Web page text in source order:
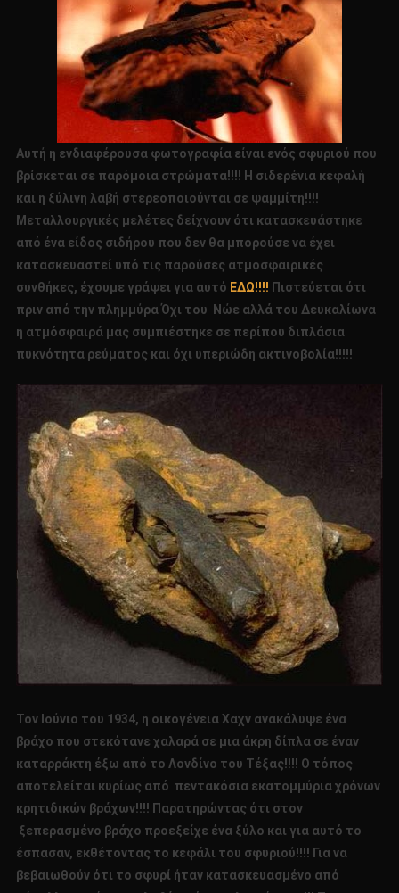
Αυτή η ενδιαφέρουσα φωτογραφία είναι ενός σφυριού που
βρίσκεται σε παρόμοια στρώματα!!!! Η σιδερένια κεφαλή
και η ξύλινη λαβή στερεοποιούνται σε ψαμμίτη!!!!
Μεταλλουργικές μελέτες δείχνουν ότι κατασκευάστηκε
από ένα είδος σιδήρου που δεν θα μπορούσε να έχει
κατασκευαστεί υπό τις παρούσες ατμοσφαιρικές
συνθήκες, έχουμε γράψει για αυτό ΕΔΩ!!!! Πιστεύεται ότι
πριν από την πλημμύρα Όχι του Νώε αλλά του Δευκαλίωνα
η ατμόσφαιρά μας συμπιέστηκε σε περίπου διπλάσια
πυκνότητα ρεύματος και όχι υπεριώδη ακτινοβολία!!!!!
Τον Ιούνιο του 1934, η οικογένεια Χαχν ανακάλυψε ένα
βράχο που στεκότανε χαλαρά σε μια άκρη δίπλα σε έναν
καταρράκτη έξω από το Λονδίνο του Τέξας!!!! Ο τόπος
αποτελείται κυρίως από πεντακόσια εκατομμύρια χρόνων
κρητιδικών βράχων!!!! Παρατηρώντας ότι στον
ξεπερασμένο βράχο προεξείχε ένα ξύλο και για αυτό το
έσπασαν, εκθέτοντας το κεφάλι του σφυριού!!!! Για να
βεβαιωθούν ότι το σφυρί ήταν κατασκευασμένο από